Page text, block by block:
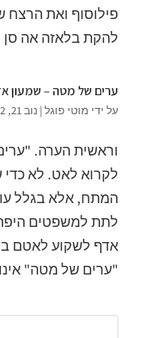
פילוסוף ואת הרצח
להקת בלאזה אה סן
ערים של מטה – שמעון
על ידי מוטי פוגל| נוב 21, 2012
וראשית הערה.
לקרוא לאט. לא כדי
המתח, אלא בגלל
לתת למשפטים
אדף לשקוע לאטם
"ערים של מטה"